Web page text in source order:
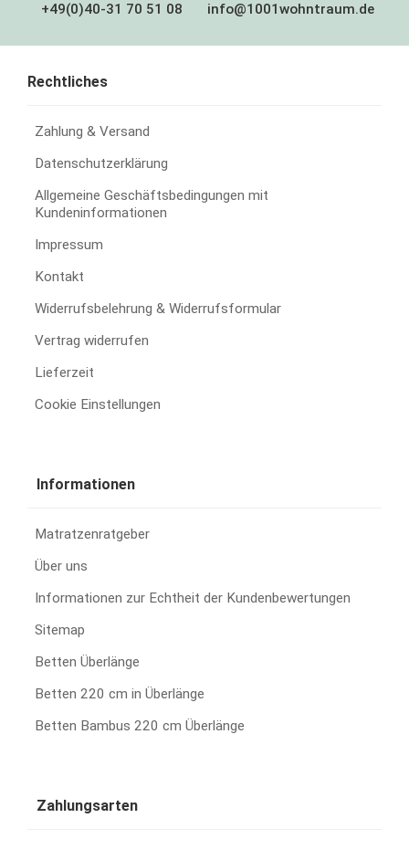
+49(0)40-31 70 51 08 info@1001wohntraum.de
Rechtliches
Zahlung & Versand
Datenschutzerklärung
Allgemeine Geschäftsbedingungen mit
Kundeninformationen
Impressum
Kontakt
Widerrufsbelehrung & Widerrufsformular
Vertrag widerrufen
Lieferzeit
Cookie Einstellungen
Informationen
Matratzenratgeber
Über uns
Informationen zur Echtheit der Kundenbewertungen
Sitemap
Betten Überlänge
Betten 220 cm in Überlänge
Betten Bambus 220 cm Überlänge
Zahlungsarten